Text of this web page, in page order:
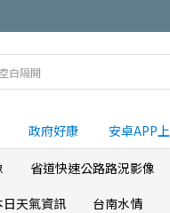
政府好康 安卓APP
省道快速公路路況影像
日天氣資訊 台南水情